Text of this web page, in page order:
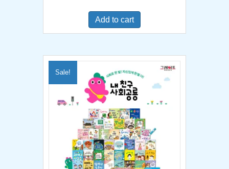
was:
$450.00.
is:
Add to cart
Sale!